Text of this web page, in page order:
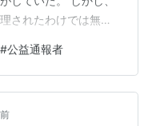
されたわけでは無い
で、何を期待されて
である。 自分は通報
る実務担当者でもあ
立するはずである
#公益通報者